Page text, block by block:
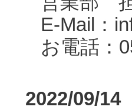
E-Mail：
お電話：
2022/09/14